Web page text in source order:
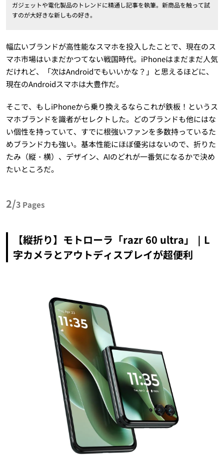
ガジェットや電化製品のトレンドに精通し記事を執筆。新商品を触って試
すのが大好きな新しもの好き。
幅広いブランドが高性能なスマホを投入したことで、現在のス
マホ市場はいまだかつてない戦国時代。iPhoneはまだまだ人気
だけれど、「次はAndroidでもいいかな？」と思えるほどに、
現在のAndroidスマホは大豊作だ。
そこで、もしiPhoneから乗り換えるならこれが鉄板！というス
マホブランドを識者がセレクトした。どのブランドも他にはな
い個性を持っていて、すでに根強いファンを多数持っているた
めブランド力も強い。基本性能にほぼ優劣はないので、折りた
たみ（縦・横）、デザイン、AIのどれが一番気になるかで決め
たいところだ。
2/3 Pages
【縦折り】モトローラ「razr 60 ultra」｜L
字カメラとアウトディスプレイが超便利